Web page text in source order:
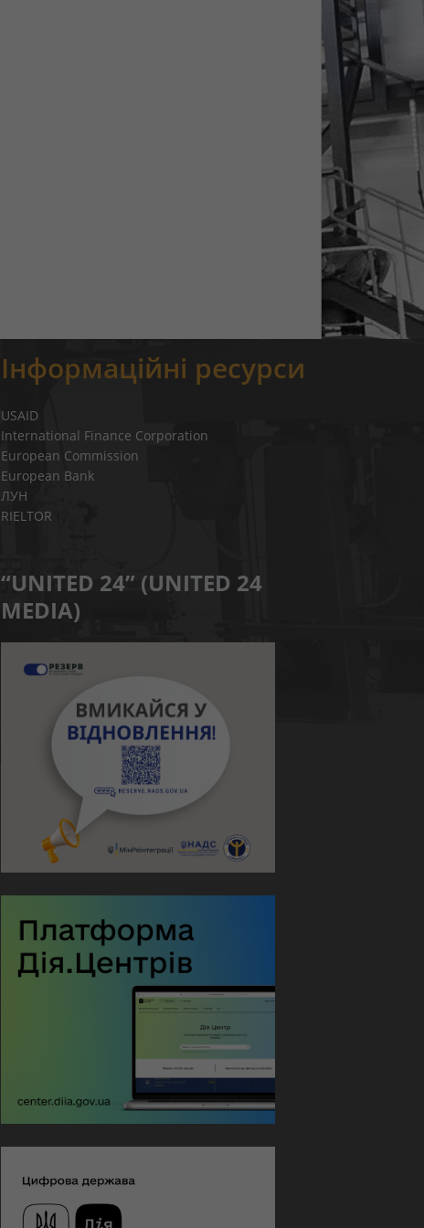
Інформаційні ресурси
USAID
International Finance Corporation
European Commission
European Bank
ЛУН
RIELTOR
“UNITED 24” (UNITED 24
MEDIA)